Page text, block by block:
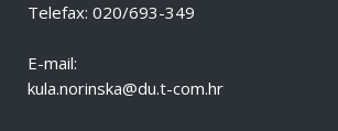
Telefax: 020/693-349
E-mail:
kula.norinska@du.t-com.hr